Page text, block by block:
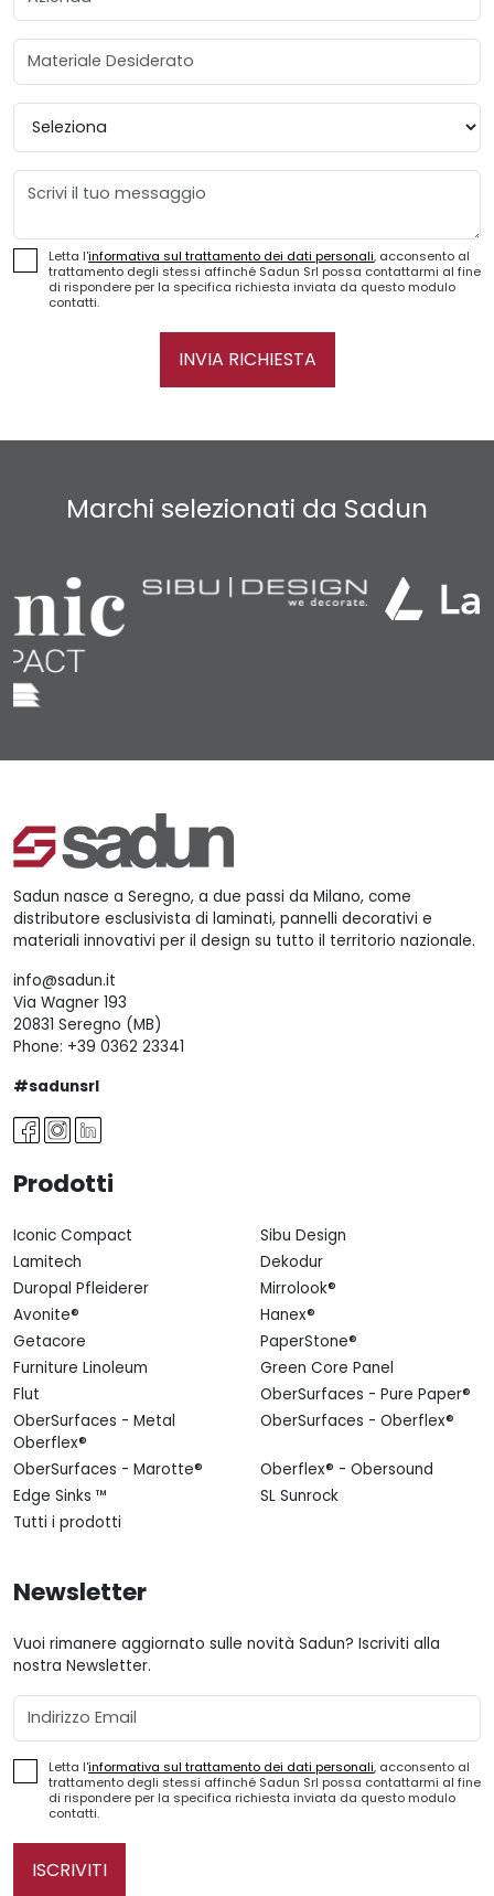
Materiale Desiderato
Provincia
Messaggio
Letta l'informativa sul trattamento dei dati personali, acconsento al
trattamento degli stessi affinché Sadun Srl possa contattarmi al fine
di rispondere per la specifica richiesta inviata da questo modulo
contatti.
INVIA RICHIESTA
Marchi selezionati da Sadun
Sadun nasce a Seregno, a due passi da Milano, come
distributore esclusivista di laminati, pannelli decorativi e
materiali innovativi per il design su tutto il territorio nazionale.
info@sadun.it
Via Wagner 193
20831 Seregno (MB)
Phone: +39 0362 23341
#sadunsrl
Prodotti
Iconic Compact
Sibu Design
Lamitech
Dekodur
Duropal Pfleiderer
Mirrolook®
Avonite®
Hanex®
Getacore
PaperStone®
Furniture Linoleum
Green Core Panel
Flut
OberSurfaces - Pure Paper®
OberSurfaces - Metal
Oberflex®
OberSurfaces - Oberflex®
OberSurfaces - Marotte®
Oberflex® - Obersound
Edge Sinks ™
SL Sunrock
Tutti i prodotti
Newsletter
Vuoi rimanere aggiornato sulle novità Sadun? Iscriviti alla
nostra Newsletter.
Email
Letta l'informativa sul trattamento dei dati personali, acconsento al
trattamento degli stessi affinché Sadun Srl possa contattarmi al fine
di rispondere per la specifica richiesta inviata da questo modulo
contatti.
ISCRIVITI